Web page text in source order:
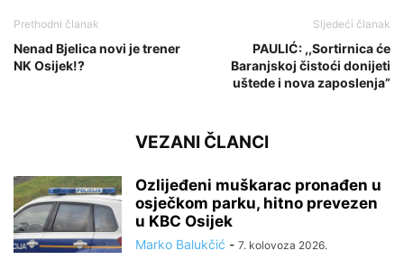
Prethodni članak
Nenad Bjelica novi je trener
NK Osijek!?
Sljedeći članak
PAULIĆ: ,,Sortirnica će
Baranjskoj čistoći donijeti
uštede i nova zaposlenja”
VEZANI ČLANCI
Ozlijeđeni muškarac pronađen u
osječkom parku, hitno prevezen
u KBC Osijek
Marko Balukčić - 7. kolovoza 2026.